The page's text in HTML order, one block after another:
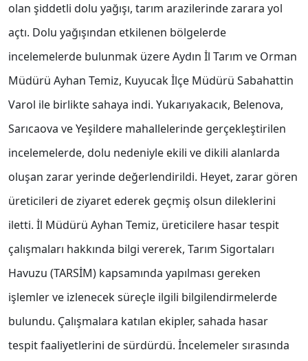
olan şiddetli dolu yağışı, tarım arazilerinde zarara yol
açtı. Dolu yağışından etkilenen bölgelerde
incelemelerde bulunmak üzere Aydın İl Tarım ve Orman
Müdürü Ayhan Temiz, Kuyucak İlçe Müdürü Sabahattin
Varol ile birlikte sahaya indi. Yukarıyakacık, Belenova,
Sarıcaova ve Yeşildere mahallelerinde gerçekleştirilen
incelemelerde, dolu nedeniyle ekili ve dikili alanlarda
oluşan zarar yerinde değerlendirildi. Heyet, zarar gören
üreticileri de ziyaret ederek geçmiş olsun dileklerini
iletti. İl Müdürü Ayhan Temiz, üreticilere hasar tespit
çalışmaları hakkında bilgi vererek, Tarım Sigortaları
Havuzu (TARSİM) kapsamında yapılması gereken
işlemler ve izlenecek süreçle ilgili bilgilendirmelerde
bulundu. Çalışmalara katılan ekipler, sahada hasar
tespit faaliyetlerini de sürdürdü. İncelemeler sırasında